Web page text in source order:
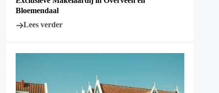
Bloemendaal
Lees verder